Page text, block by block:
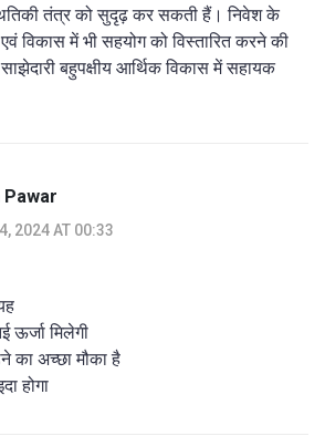
तंत्र को सुदृढ़ कर सकती हैं। निवेश के
विकास में भी सहयोग को विस्तारित करने की
बहुपक्षीय आर्थिक विकास में सहायक
2024 AT 00:33
ऊर्जा मिलेगी
अच्छा मौका है
होगा